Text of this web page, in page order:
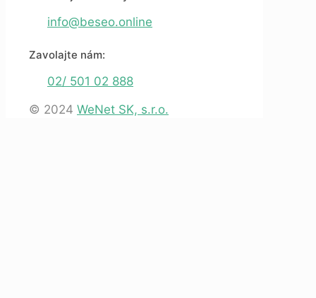
info@beseo.online
Zavolajte nám:
02/ 501 02 888
© 2024 WeNet SK, s.r.o.